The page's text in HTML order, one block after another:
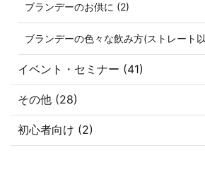
ブランデーのお供に (2)
ブランデーの色々な飲み方(ストレート
イベント・セミナー (41)
その他 (28)
初心者向け (2)